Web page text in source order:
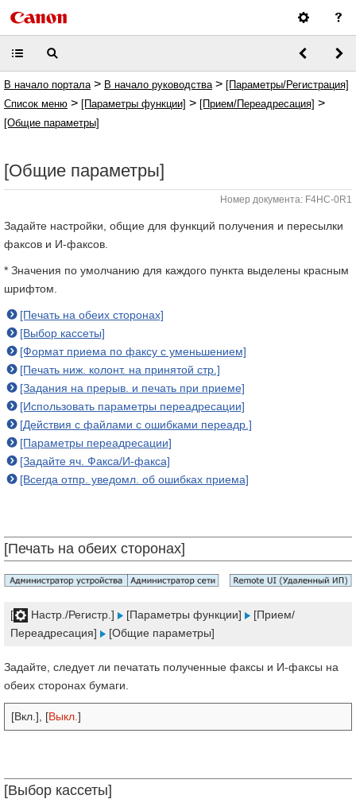
В начало портала > В начало руководства > [Параметры/Регистрация]
Список меню > [Параметры функции] > [Прием/Переадресация] >
[Общие параметры]
[Общие параметры]
Номер документа: F4HC-0R1
Задайте настройки, общие для функций получения и пересылки
факсов и И-факсов.
* Значения по умолчанию для каждого пункта выделены красным
шрифтом.
[Печать на обеих сторонах]
[Выбор кассеты]
[Формат приема по факсу с уменьшением]
[Печать ниж. колонт. на принятой стр.]
[Задания на прерыв. и печать при приеме]
[Использовать параметры переадресации]
[Действия с файлами с ошибками переадр.]
[Параметры переадресации]
[Задайте яч. Факса/И-факса]
[Всегда отпр. уведомл. об ошибках приема]
[Печать на обеих сторонах]
[ Настр./Регистр.] [Параметры функции]
[Прием/
Переадресация]
[Общие параметры]
Задайте, следует ли печатать полученные факсы и И-факсы на
обеих сторонах бумаги.
[Вкл.], [Выкл. ]
[Выбор кассеты]